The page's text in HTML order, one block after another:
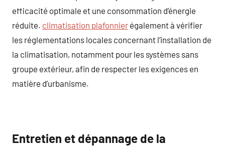
efficacité optimale et une consommation d’énergie
réduite. climatisation plafonnier également à vérifier
les réglementations locales concernant l’installation de
la climatisation, notamment pour les systèmes sans
groupe extérieur, afin de respecter les exigences en
matière d’urbanisme.
Entretien et dépannage de la